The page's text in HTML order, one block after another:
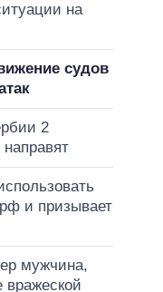
на
судов
2
и призывает
мужчина,
вражеской